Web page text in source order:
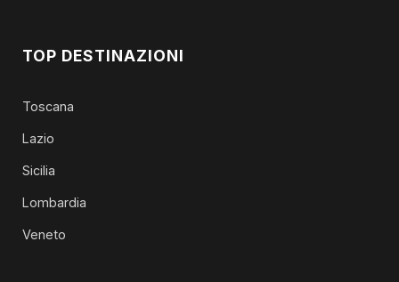
TOP DESTINAZIONI
Toscana
Lazio
Sicilia
Lombardia
Veneto